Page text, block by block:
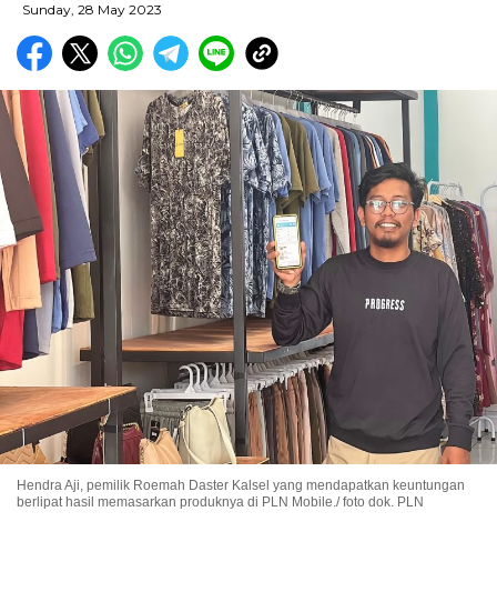
Sunday, 28 May 2023
Hendra Aji, pemilik Roemah Daster Kalsel yang mendapatkan keuntungan
berlipat hasil memasarkan produknya di PLN Mobile./ foto dok. PLN